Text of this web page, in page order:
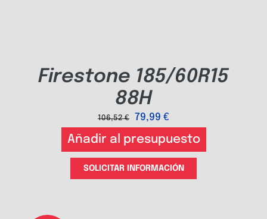
Firestone 185/60R15
88H
106,52€ 79,99 €
Añadir al presupuesto
SOLICITAR INFORMACIÓN